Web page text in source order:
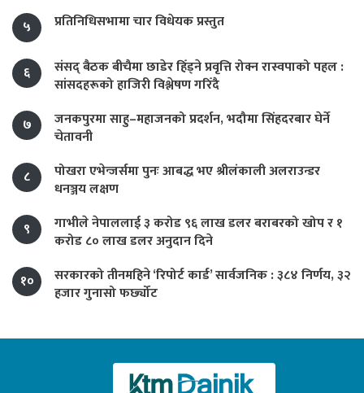
५
प्रतिनिधिसभामा चार विधेयक प्रस्तुत
६
संसद् बैठक बीचैमा छाडेर हिँड्ने प्रवृत्ति रोक्न रास्वपाको पहल :
सांसदहरूको हाजिरी विश्लेषण गरिँदै
७
जनकपुरमा साहु–महाजनको प्रदर्शन, भदौमा सिंहदरबार घेर्ने
चेतावनी
८
पोखरा एभेन्जर्समा पुनः आबद्ध भए श्रीलंकाली अलराउन्डर
धनञ्जय लक्षण
९
गाभीले नेपाललाई ३ करोड ९६ लाख डलर बराबरको खोप र १
करोड ८० लाख डलर अनुदान दिने
१०
सरकारको तीनमहिने ‘रिपोर्ट कार्ड’ सार्वजनिक : ३८४ निर्णय, ३२
हजार गुनासो फर्छ्योट